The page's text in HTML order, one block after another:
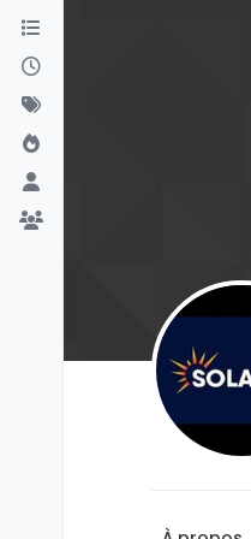
Aller directement au contenu